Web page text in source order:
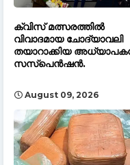
ക്വിസ് മത്സരത്തിൽ
വിവാദമായ ചോദ്യാവലി
തയാറാക്കിയ
സസ്പെൻഷൻ.
August 09, 2026